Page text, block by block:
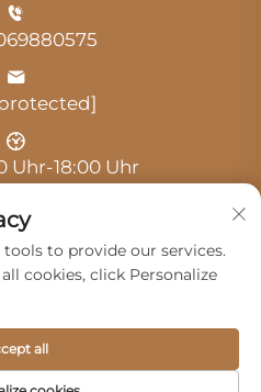
Uhr-18:00 Uhr
Ltd. -
Über Uns
to provide our services.
cookies, click Personalize
all